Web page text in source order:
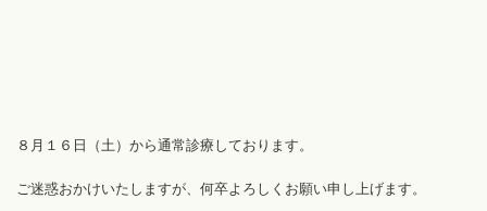
８月１６日（土）から通常診療しております。
ご迷惑おかけいたしますが、何卒よろしくお願い申し上げます。